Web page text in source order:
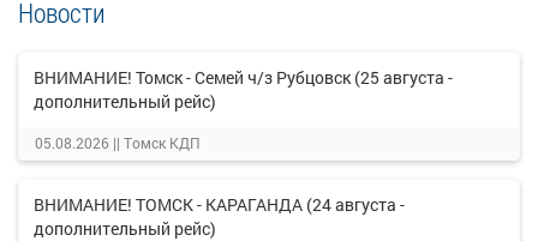
Новости
ВНИМАНИЕ! Томск - Семей ч/з Рубцовск (25 августа -
дополнительный рейс)
05.08.2026 || Томск КДП
ВНИМАНИЕ! ТОМСК - КАРАГАНДА (24 августа -
дополнительный рейс)